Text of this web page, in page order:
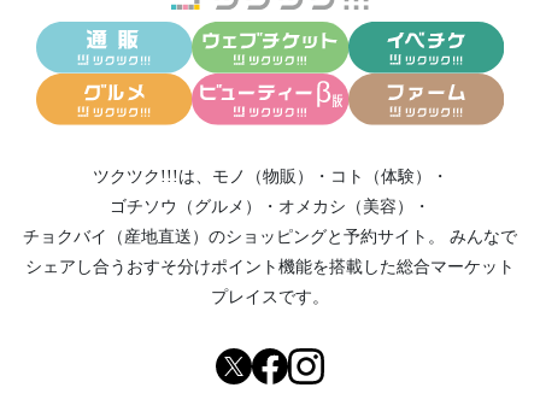
ツクツク!!!は、 モノ（物販） ・ コト（体験）
・
ゴチソウ（グルメ）
・ オメカシ（美容）
・
チョクバイ（産地直送） のショッピングと予約サイト。
みんなで
シェアし合う おすそ分けポイント機能を搭載した総合マーケット
プレイスです。